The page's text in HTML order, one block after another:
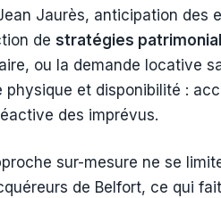
Jaurès, anticipation des
de stratégies
ou la demande locative
physique et disponibilité :
des imprévus.
sur-mesure ne se
de Belfort, ce qui